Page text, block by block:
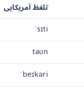
تلفظ آمریکایی
ˈsɪti
taʊn
ˈbeɪkəri